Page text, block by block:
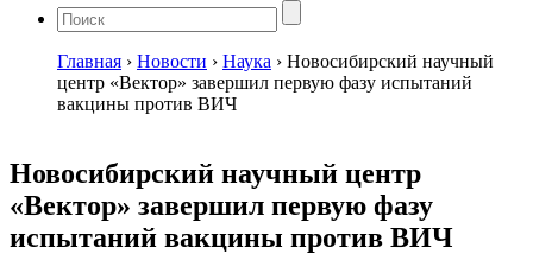
Главная › Новости › Наука › Новосибирский научный
центр «Вектор» завершил первую фазу испытаний
вакцины против ВИЧ
Новосибирский научный центр
«Вектор» завершил первую фазу
испытаний вакцины против ВИЧ